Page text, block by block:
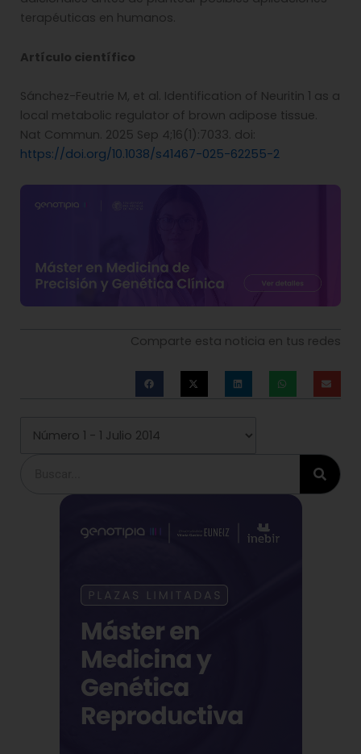
terapéuticas en humanos.
Artículo científico
Sánchez-Feutrie M, et al. Identification of Neuritin 1 as a
local metabolic regulator of brown adipose tissue.
Nat Commun. 2025 Sep 4;16(1):7033. doi:
https://doi.org/10.1038/s41467-025-62255-2
Comparte esta noticia en tus redes